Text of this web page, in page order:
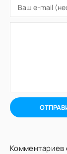
Комментариев